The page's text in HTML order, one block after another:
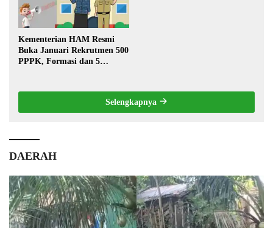
Kementerian HAM Resmi
Buka Januari Rekrutmen 500
PPPK, Formasi dan 5
Selengkapnya
DAERAH